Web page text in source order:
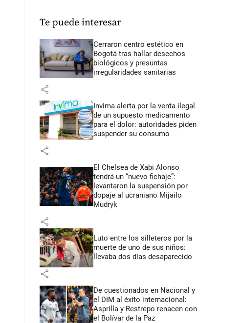
Te puede interesar
Cerraron centro estético en
Bogotá tras hallar desechos
biológicos y presuntas
irregularidades sanitarias
share
Invima alerta por la venta ilegal
de un supuesto medicamento
para el dolor: autoridades piden
suspender su consumo
share
El Chelsea de Xabi Alonso
tendrá un “nuevo fichaje”:
levantaron la suspensión por
dopaje al ucraniano Mijailo
Mudryk
share
Luto entre los silleteros por la
muerte de uno de sus niños:
llevaba dos días desaparecido
share
De cuestionados en Nacional y
el DIM al éxito internacional:
Asprilla y Restrepo renacen con
el Bolívar de la Paz